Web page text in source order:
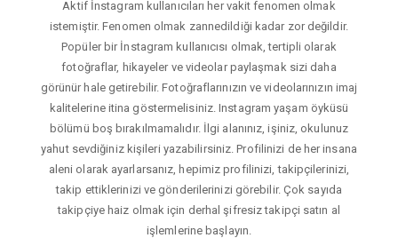
Aktif İnstagram kullanıcıları her vakit fenomen olmak
istemiştir. Fenomen olmak zannedildiği kadar zor değildir.
Popüler bir İnstagram kullanıcısı olmak, tertipli olarak
fotoğraflar, hikayeler ve videolar paylaşmak sizi daha
görünür hale getirebilir. Fotoğraflarınızın ve videolarınızın imaj
kalitelerine itina göstermelisiniz. Instagram yaşam öyküsü
bölümü boş bırakılmamalıdır. İlgi alanınız, işiniz, okulunuz
yahut sevdiğiniz kişileri yazabilirsiniz. Profilinizi de her insana
aleni olarak ayarlarsanız, hepimiz profilinizi, takipçilerinizi,
takip ettiklerinizi ve gönderilerinizi görebilir. Çok sayıda
takipçiye haiz olmak için derhal şifresiz takipçi satın al
işlemlerine başlayın.